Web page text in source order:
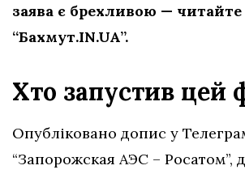
заява є брехливою — читайте
“Бахмут.IN.UA”.
Хто запустив цей
Опубліковано допис у
“Запорожская АЭС – Росатом”,